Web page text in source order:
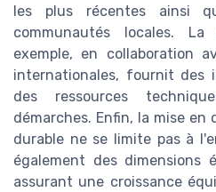
les plus récentes ainsi
communautés locales.
exemple, en collaboration
internationales, fournit des
des ressources
démarches. Enfin, la mise
durable ne se limite pas à
également des dimensions
assurant une croissance